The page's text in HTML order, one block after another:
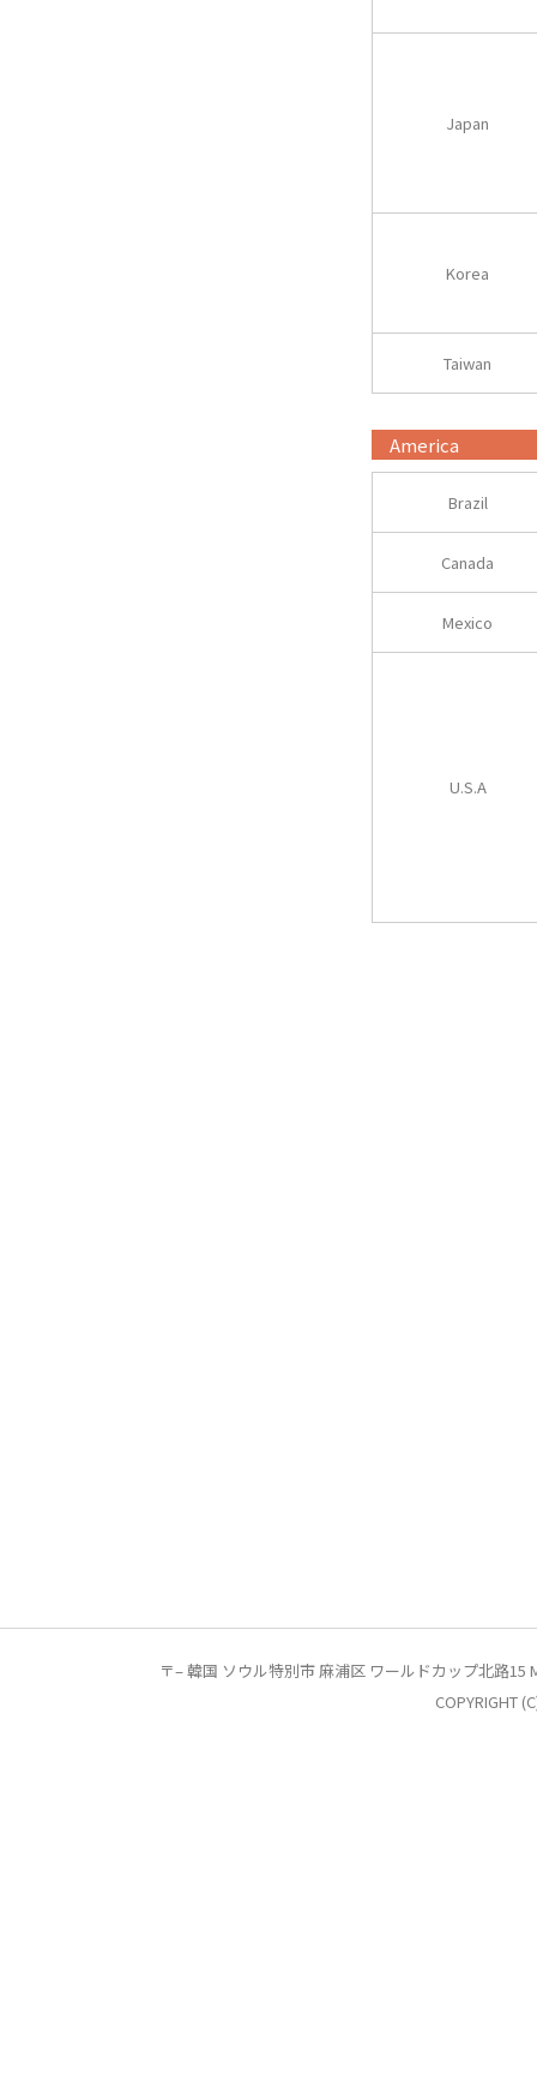
Japan
Korea
Taiwan
America
Brazil
Canada
Mexico
U.S.A
〒– 韓国 ソウル特別市 麻浦区 ワールドカップ北路
COPYRIGHT